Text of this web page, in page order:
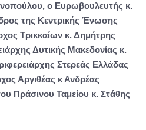
ο Ευρωβουλευτής κ.
της Κεντρικής Ένωσης
Τρικκαίων κ. Δημήτρης
Δυτικής Μακεδονίας κ.
Στερεάς Ελλάδας
Αργιθέας κ Ανδρέας
Πράσινου Ταμείου κ. Στάθης